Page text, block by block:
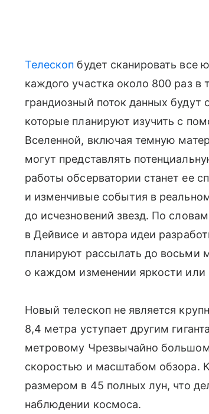
Телескоп будет сканировать
каждого участка около 800 раз в
грандиозный поток данных
которые планируют изучить с
Вселенной, включая темную
могут представлять
работы обсерватории станет ее
и изменчивые события в
до исчезновений звезд. По
в Дейвисе и автора идеи
планируют рассылать до восьми
о каждом изменении яркости
Новый телескоп не является
8,4 метра уступает другим
метровому Чрезвычайно
скоростью и масштабом обзора.
размером в 45 полных лун, что
наблюдении космоса.